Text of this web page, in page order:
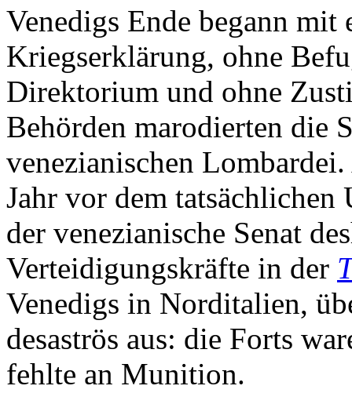
Venedigs Ende begann
Kriegserklärung, ohne
Direktorium und ohne
Behörden marodierten die
venezianischen
Jahr vor dem tatsächlichen
der venezianische Senat
Verteidigungskräfte in der
Venedigs in Norditalien,
desaströs aus: die Forts
fehlte an Munition.